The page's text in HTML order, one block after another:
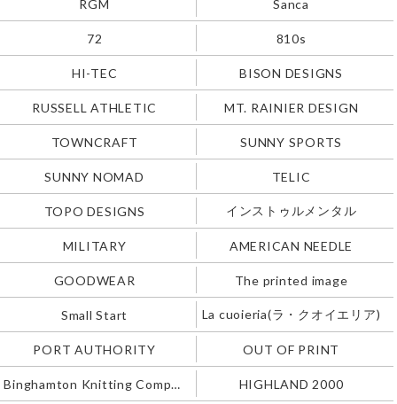
RGM Sanca
72 810s
HI-TEC BISON DESIGNS
RUSSELL ATHLETIC MT. RAINIER DESIGN
TOWNCRAFT SUNNY SPORTS
SUNNY NOMAD TELIC
TOPO DESIGNS インストゥルメンタル
MILITARY AMERICAN NEEDLE
GOODWEAR The printed image
Small Start La cuoieria(ラ・クオイエリア)
PORT AUTHORITY OUT OF PRINT
Binghamton Knitting Company HIGHLAND 2000